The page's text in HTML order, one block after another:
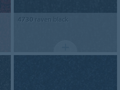
4730 raven black